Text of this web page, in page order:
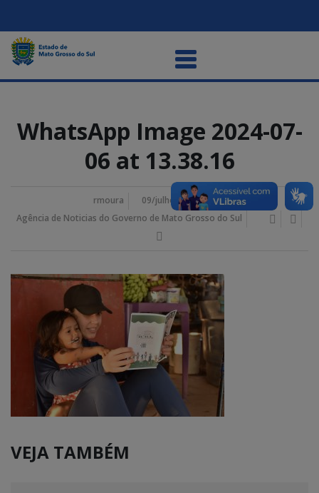
WhatsApp Image 2024-07-
06 at 13.38.16
rmoura
09/julho/2024 8:50 am
Agência de Noticias do Governo de Mato Grosso do Sul
VEJA TAMBÉM